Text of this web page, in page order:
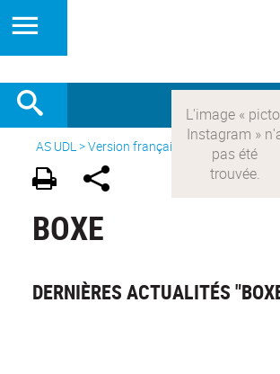
AS UDL>Version française > Les sports >
BOXE
DERNIÈRES ACTUALITÉS